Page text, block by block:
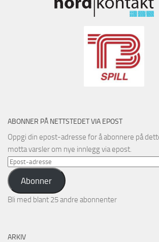
ABONNER PÅ NETTSTEDET VIA EPOST
Oppgi din epost-adresse for å abonnere på
motta varsler om nye innlegg via epost.
Epost-
adresse
Abonner
Bli med blant 25 andre abonnenter
ARKIV